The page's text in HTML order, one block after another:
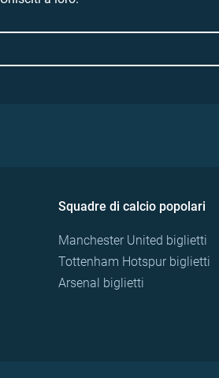
Squadre di calcio popolari
Manchester United biglietti
Tottenham Hotspur biglietti
Arsenal biglietti